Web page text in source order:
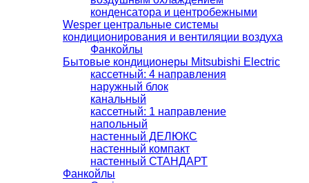
конденсатора и центробежными
Wesper центральные системы
кондиционирования и вентиляции воздуха
Фанкойлы
Бытовые кондиционеры Mitsubishi Electric
кассетный: 4 направления
наружный блок
канальный
кассетный: 1 направление
напольный
настенный ДЕЛЮКС
настенный компакт
настенный СТАНДАРТ
Фанкойлы